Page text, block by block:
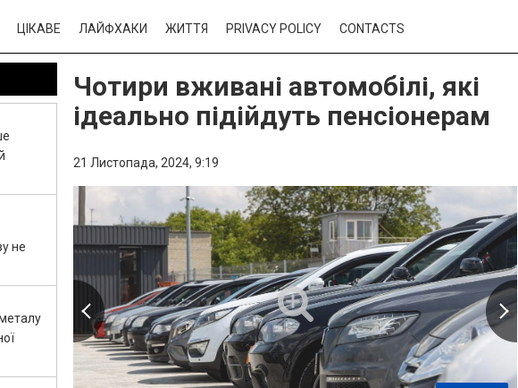
ЦІКАВЕ ЛАЙФХАКИ ЖИТТЯ PRIVACY POLICY CONTACTS
Чотири вживані автомобілі, які
ідеально підійдуть пенсіонерам
21 Листопада, 2024, 9:19
не